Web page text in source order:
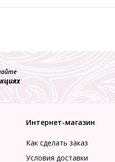
Интернет-магазин
Как сделать заказ
Условия доставки